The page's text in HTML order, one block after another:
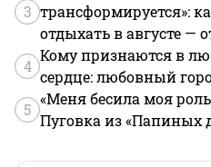
3 трансформируется»:
отдыхать в августе —
4
Кому признаются в
сердце: любовный
5
«Меня бесила моя
Пуговка из «Папиных